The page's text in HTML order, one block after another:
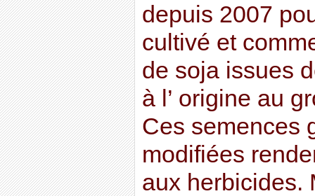
depuis 2007
cultivé et
de soja issues
à l’ origine au
Ces semences
modifiées
aux herbicides.